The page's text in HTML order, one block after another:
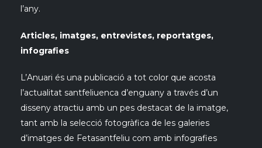
l’any.
Articles, imatges, entrevistes, reportatges,
infografies
L’Anuari és una publicació a tot color que acosta
l’actualitat santfeliuenca d’enguany a través d’un
disseny atractiu amb un pes destacat de la imatge,
tant amb la selecció fotogràfica de les galeries
d’imatges de Fetasantfeliu com amb infografies